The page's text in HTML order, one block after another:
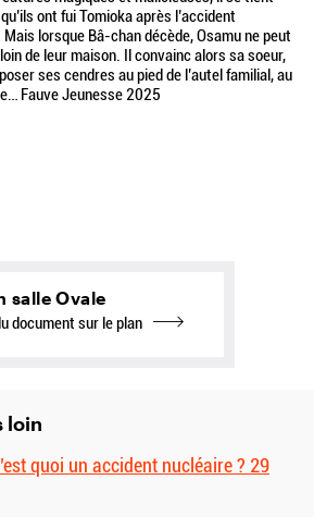
ont fui Tomioka après l’accident
lorsque Bâ-chan décède, Osamu ne peut
de leur maison. Il convainc alors sa soeur,
ses cendres au pied de l’autel familial, au
Fauve Jeunesse 2025
salle Ovale
document sur le plan
loin
quoi un accident nucléaire ? 29